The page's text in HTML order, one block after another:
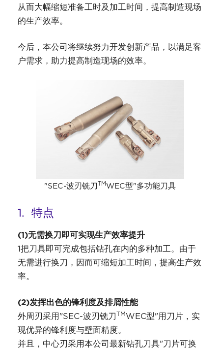
从而大幅缩短准备工时及加工时间，提高制造现场
的生产效率。
今后，本公司将继续努力开发创新产品，以满足客
户需求，助力提高制造现场的效率。
"SEC-波刃铣刀TMWEC型"多功能刀具
1. 特点
(1)无需换刀即可实现生产效率提升
1把刀具即可完成包括钻孔在内的多种加工。由于
无需进行换刀，因而可缩短加工时间，提高生产效
率。
(2)发挥出色的锋利度及排屑性能
外周刃采用"SEC-波刃铣刀TMWEC型"用刀片，实
现优异的锋利度与壁面精度。
并且，中心刃采用本公司最新钻孔刀具"刀片可换